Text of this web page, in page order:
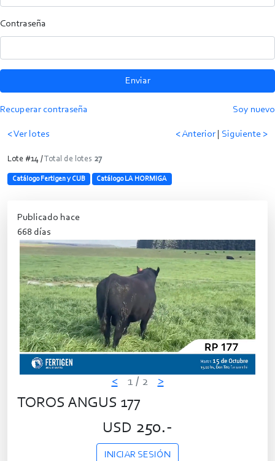
Contraseña
Enviar
Recuperar contraseña Soy nuevo
< Ver lotes < Anterior Siguiente >
Lote #14 /Total de lotes 27
Catálogo Fertigen y CUB Catálogo LA HORMIGA
Publicado hace
668 días
< 1 / 2 >
TOROS ANGUS 177
USD 250.-
INICIAR SESIÓN